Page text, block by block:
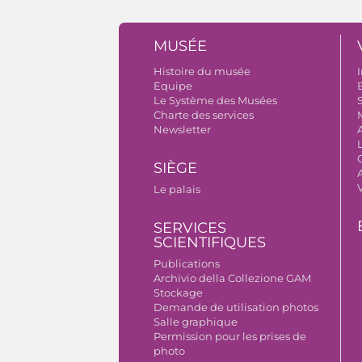
MUSÉE
Histoire du musée
Equipe
Le Système des Musées
Charte des services
Newsletter
SIÈGE
Le palais
SERVICES
SCIENTIFIQUES
Publications
Archivio della Collezione GAM
Stockage
Demande de utilisation photos
Salle graphique
Permission pour les prises de
photo